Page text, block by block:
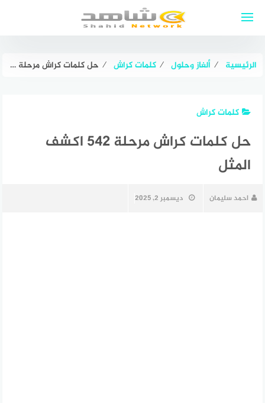
الرئيسية ⁄ ألغاز وحلول ⁄ كلمات كراش ⁄ حل كلمات كراش مرحلة 542 اكشف المثل
كلمات كراش
حل كلمات كراش مرحلة 542 اكشف
المثل
احمد سليمان ديسمبر 2, 2025